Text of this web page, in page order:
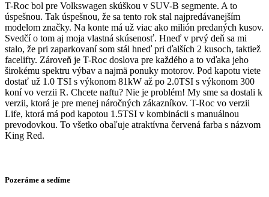
T-Roc bol pre Volkswagen skúškou v SUV-B segmente. A to
úspešnou. Tak úspešnou, že sa tento rok stal najpredávanejším
modelom značky. Na konte má už viac ako milión predaných kusov.
Svedčí o tom aj moja vlastná skúsenosť. Hneď v prvý deň sa mi
stalo, že pri zaparkovaní som stál hneď pri ďalších 2 kusoch, taktiež
facelifty. Zároveň je T-Roc doslova pre každého a to vďaka jeho
širokému spektru výbav a najmä ponuky motorov. Pod kapotu viete
dostať už 1.0 TSI s výkonom 81kW až po 2.0TSI s výkonom 300
koní vo verzii R. Chcete naftu? Nie je problém! My sme sa dostali k
verzii, ktorá je pre menej náročných zákazníkov. T-Roc vo verzii
Life, ktorá má pod kapotou 1.5TSI v kombinácii s manuálnou
prevodovkou. To všetko obaľuje atraktívna červená farba s názvom
King Red.
Pozeráme a sedíme